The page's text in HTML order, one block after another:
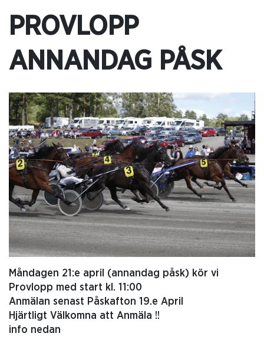
PROVLOPP
ANNANDAG PÅSK
Måndagen 21:e april (annandag påsk) kör vi
Provlopp med start kl. 11:00
Anmälan senast Påskafton 19.e April
Hjärtligt Välkomna att Anmäla !!
info nedan